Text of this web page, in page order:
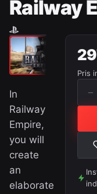
Railway
In
Railway
Empire,
you will
create
an
elaborate
Pris
−